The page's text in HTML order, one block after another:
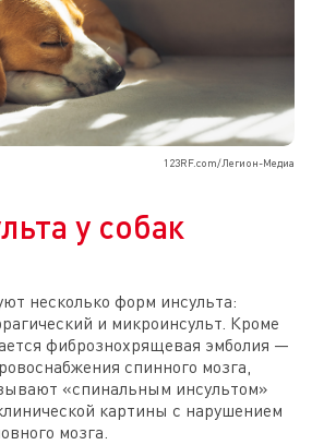
123RF.com/Легион-Медиа
у собак
несколько форм инсульта:
и микроинсульт. Кроме
фибрознохрящевая эмболия —
спинного мозга,
«спинальным инсультом»
картины с нарушением
мозга.